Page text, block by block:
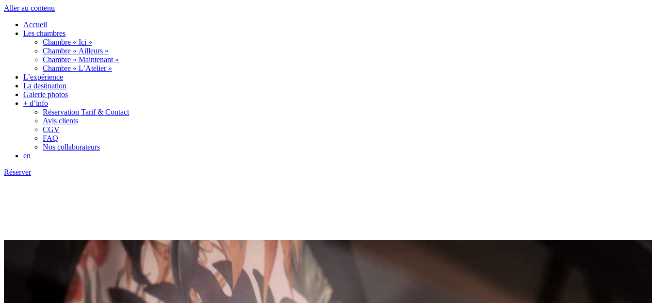
Aller au contenu
Accueil
Les chambres
Chambre « Ici »
Chambre « Ailleurs »
Chambre « Maintenant »
Chambre « L’Atelier »
L’expérience
La destination
Galerie photos
+ d’info
Réservation Tarif & Contact
Avis clients
CGV
FAQ
Nos collaborateurs
en
Réserver